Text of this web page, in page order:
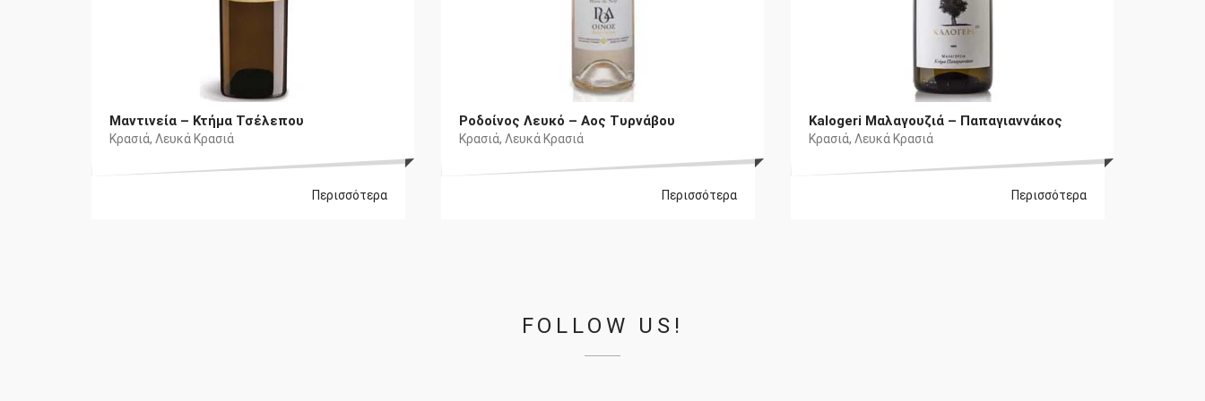
Μαντινεία – Κτήμα Τσέλεπου
Κρασιά, Λευκά Κρασιά
Περισσότερα
Ροδοίνος Λευκό – Αος Τυρνάβου
Κρασιά, Λευκά Κρασιά
Περισσότερα
Kalogeri Μαλαγουζιά – Παπαγιαννάκος
Κρασιά, Λευκά Κρασιά
Περισσότερα
FOLLOW US!